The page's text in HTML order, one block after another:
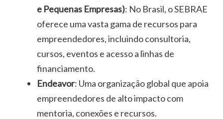
e Pequenas Empresas): No Brasil, o SEBRAE
oferece uma vasta gama de recursos para
empreendedores, incluindo consultoria,
cursos, eventos e acesso a linhas de
financiamento.
Endeavor: Uma organização global que apoia
empreendedores de alto impacto com
mentoria, conexões e recursos.